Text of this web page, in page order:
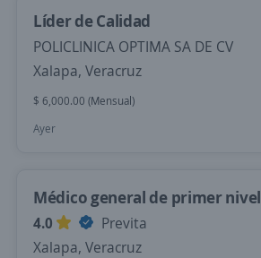
Líder de Calidad
POLICLINICA OPTIMA SA DE CV
Xalapa, Veracruz
$ 6,000.00 (Mensual)
Ayer
Médico general de primer nivel
4.0
Previta
Xalapa, Veracruz